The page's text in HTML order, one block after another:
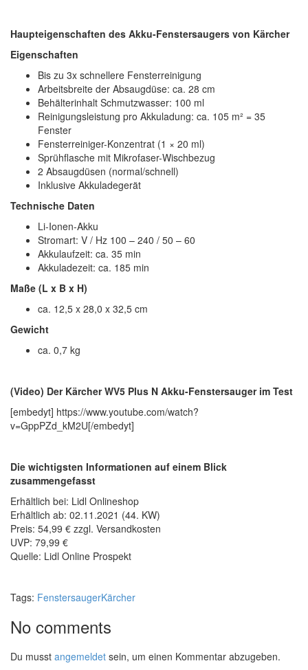
Haupteigenschaften des Akku-Fenstersaugers von Kärcher
Eigenschaften
Bis zu 3x schnellere Fensterreinigung
Arbeitsbreite der Absaugdüse: ca. 28 cm
Behälterinhalt Schmutzwasser: 100 ml
Reinigungsleistung pro Akkuladung: ca. 105 m² = 35
Fenster
Fensterreiniger-Konzentrat (1 × 20 ml)
Sprühflasche mit Mikrofaser-Wischbezug
2 Absaugdüsen (normal/schnell)
Inklusive Akkuladegerät
Technische Daten
Li-Ionen-Akku
Stromart: V / Hz 100 – 240 / 50 – 60
Akkulaufzeit: ca. 35 min
Akkuladezeit: ca. 185 min
Maße (L x B x H)
ca. 12,5 x 28,0 x 32,5 cm
Gewicht
ca. 0,7 kg
(Video) Der Kärcher WV5 Plus N Akku-Fenstersauger im Test
[embedyt] https://www.youtube.com/watch?
v=GppPZd_kM2U[/embedyt]
Die wichtigsten Informationen auf einem Blick
zusammengefasst
Erhältlich bei: Lidl Onlineshop
Erhältlich ab: 02.11.2021 (44. KW)
Preis: 54,99 € zzgl. Versandkosten
UVP: 79,99 €
Quelle: Lidl Online Prospekt
Tags: FenstersaugerKärcher
No comments
Du musst angemeldet sein, um einen Kommentar abzugeben.